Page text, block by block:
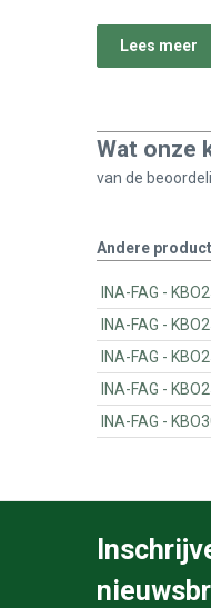
Lees meer
Wat onze
van de
Andere